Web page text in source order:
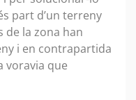
part d’un terreny
de la zona han
i en contrapartida
voravia que